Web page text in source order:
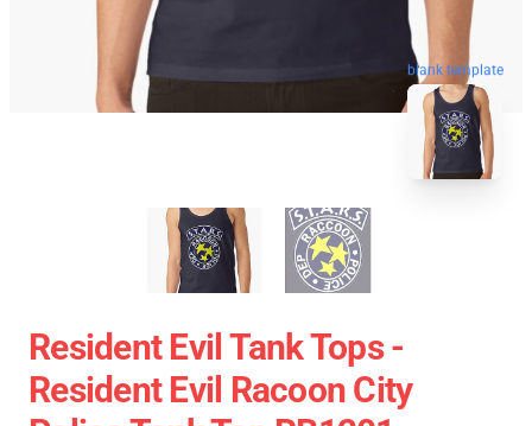
blank template
Resident Evil Tank Tops -
Resident Evil Racoon City